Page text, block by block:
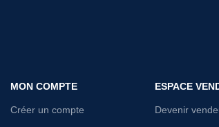
MON COMPTE
Créer un compte
ESPACE
Devenir